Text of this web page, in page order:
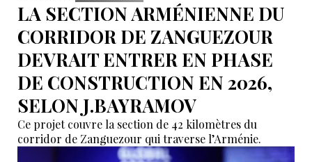
LA SECTION ARMÉNIENNE DU
CORRIDOR DE ZANGUEZOUR
DEVRAIT ENTRER EN PHASE
DE CONSTRUCTION EN 2026,
SELON J.BAYRAMOV
Ce projet couvre la section de 42 kilomètres du
corridor de Zanguezour qui traverse l’Arménie.